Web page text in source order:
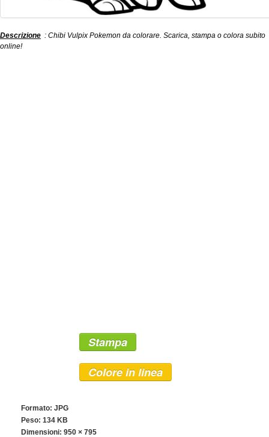
Descrizione : Chibi Vulpix Pokemon da colorare. Scarica, stampa o colora subito
online!
Stampa
Colore in linea
Formato: JPG
Peso: 134 KB
Dimensioni: 950 × 795